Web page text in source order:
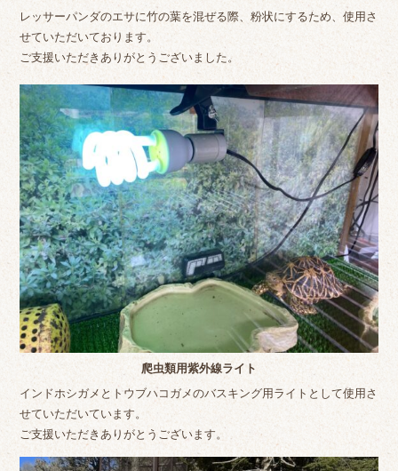
レッサーパンダのエサに竹の葉を混ぜる際、粉状にするため、使用さ
せていただいております。
ご支援いただきありがとうございました。
爬虫類用紫外線ライト
インドホシガメとトウブハコガメのバスキング用ライトとして使用さ
せていただいています。
ご支援いただきありがとうございます。